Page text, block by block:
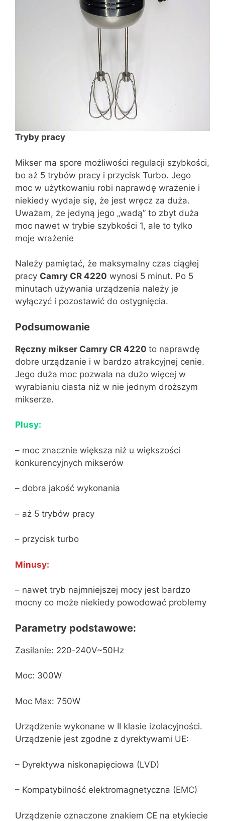
Tryby pracy
Mikser ma spore możliwości regulacji szybkości,
bo aż 5 trybów pracy i przycisk Turbo. Jego
moc w użytkowaniu robi naprawdę wrażenie i
niekiedy wydaje się, że jest wręcz za duża.
Uważam, że jedyną jego „wadą” to zbyt duża
moc nawet w trybie szybkości 1, ale to tylko
moje wrażenie
Należy pamiętać, że maksymalny czas ciągłej
pracy Camry CR 4220 wynosi 5 minut. Po 5
minutach używania urządzenia należy je
wyłączyć i pozostawić do ostygnięcia.
Podsumowanie
Ręczny mikser Camry CR 4220 to naprawdę
dobre urządzanie i w bardzo atrakcyjnej cenie.
Jego duża moc pozwala na dużo więcej w
wyrabianiu ciasta niż w nie jednym droższym
mikserze.
Plusy:
– moc znacznie większa niż u większości
konkurencyjnych mikserów
– dobra jakość wykonania
– aż 5 trybów pracy
– przycisk turbo
Minusy:
– nawet tryb najmniejszej mocy jest bardzo
mocny co może niekiedy powodować problemy
Parametry podstawowe:
Zasilanie: 220-240V~50Hz
Moc: 300W
Moc Max: 750W
Urządzenie wykonane w II klasie izolacyjności.
Urządzenie jest zgodne z dyrektywami UE:
– Dyrektywa niskonapięciowa (LVD)
– Kompatybilność elektromagnetyczna (EMC)
Urządzenie oznaczone znakiem CE na etykiecie